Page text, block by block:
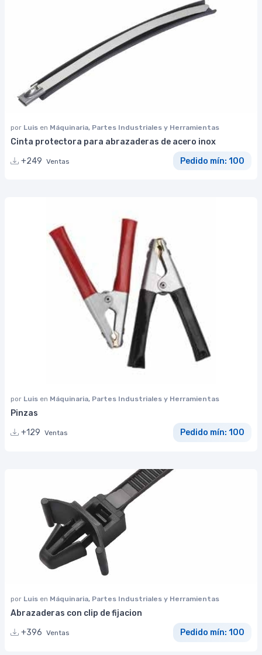
por Luis en Máquinaria, Partes Industriales y Herramientas
Cinta protectora para abrazaderas de acero inox
+249 Ventas Pedido mín: 100
por Luis en Máquinaria, Partes Industriales y Herramientas
Pinzas
+129 Ventas Pedido mín: 100
por Luis en Máquinaria, Partes Industriales y Herramientas
Abrazaderas con clip de fijacion
+396 Ventas Pedido mín: 100